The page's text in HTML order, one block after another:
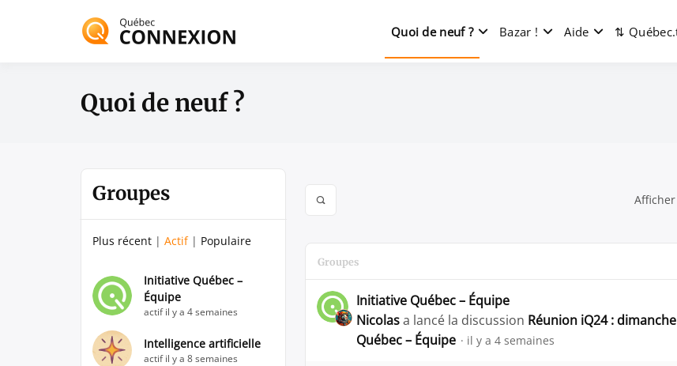
Québec connexion
Vitrine de l'écosystème Loco Québec – 100% libre et indépendant
Quoi de neuf ? Bazar ! Aide ⇅
Quoi de neuf ?
Open
Afficher
Groupes
Initiative Québec – Équipe
Nicolasa lancé la discussion Réunion iQ24 :
Québec – Équipe
il y a 4 semaines
Groupes
Plus récent | Actif | Populaire
Initiative Québec –
Équipe
actif il y a 4 semaines
Intelligence artificielle
actif il y a 8 semaines